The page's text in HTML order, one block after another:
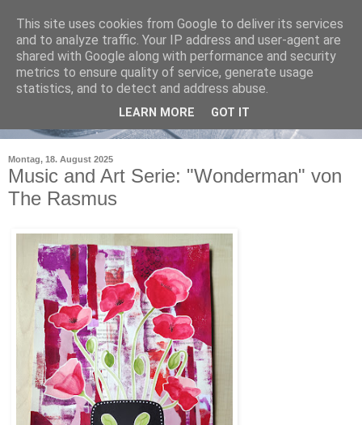
Montag, 18. August 2025
Music and Art Serie: "Wonderman" von
The Rasmus
This site uses cookies from Google to deliver its services
and to analyze traffic. Your IP address and user-agent are
shared with Google along with performance and security
metrics to ensure quality of service, generate usage
statistics, and to detect and address abuse.
LEARN MORE GOT IT